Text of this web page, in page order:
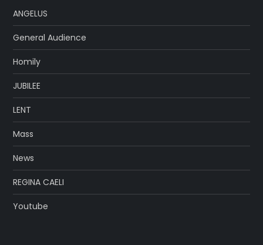
ANGELUS
General Audience
Homily
JUBILEE
LENT
Mass
News
REGINA CAELI
Youtube